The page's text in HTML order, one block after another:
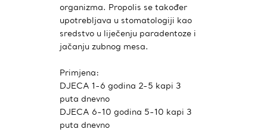
organizma. Propolis se također
upotrebljava u stomatologiji kao
sredstvo u liječenju paradentoze i
jačanju zubnog mesa.
Primjena:
DJECA 1-6 godina 2-5 kapi 3
puta dnevno
DJECA 6-10 godina 5-10 kapi 3
puta dnevno